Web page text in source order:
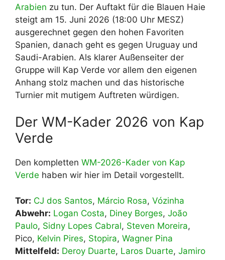
Arabien zu tun. Der Auftakt für die Blauen Haie
steigt am 15. Juni 2026 (18:00 Uhr MESZ)
ausgerechnet gegen den hohen Favoriten
Spanien, danach geht es gegen Uruguay und
Saudi-Arabien. Als klarer Außenseiter der
Gruppe will Kap Verde vor allem den eigenen
Anhang stolz machen und das historische
Turnier mit mutigem Auftreten würdigen.
Der WM-Kader 2026 von Kap
Verde
Den kompletten WM-2026-Kader von Kap
Verde haben wir hier im Detail vorgestellt.
Tor: CJ dos Santos, Márcio Rosa, Vózinha
Abwehr: Logan Costa, Diney Borges, João
Paulo, Sidny Lopes Cabral, Steven Moreira,
Pico, Kelvin Pires, Stopira, Wagner Pina
Mittelfeld: Deroy Duarte, Laros Duarte, Jamiro